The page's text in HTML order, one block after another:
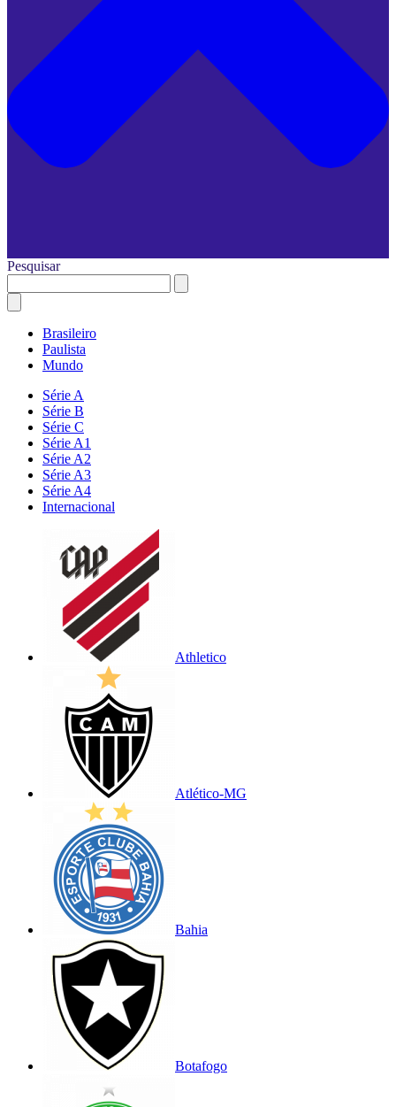
Pesquisar
Brasileiro
Paulista
Mundo
Série A
Série B
Série C
Série A1
Série A2
Série A3
Série A4
Internacional
Athletico
Atlético-MG
Bahia
Botafogo